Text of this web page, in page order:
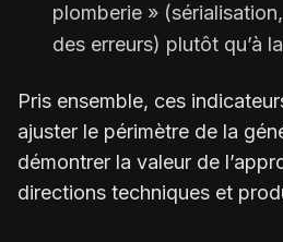
plomberie »
des erreurs) plutôt qu’à
Pris ensemble, ces
ajuster le périmètre de la
démontrer la valeur de
directions techniques et